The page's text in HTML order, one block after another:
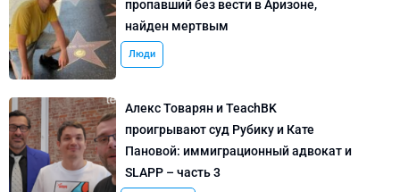
пропавший без вести в Аризоне,
найден мертвым
Люди
Алекс Товарян и TeachBK
проигрывают суд Рубику и Кате
Пановой: иммиграционный адвокат и
SLAPP – часть 3